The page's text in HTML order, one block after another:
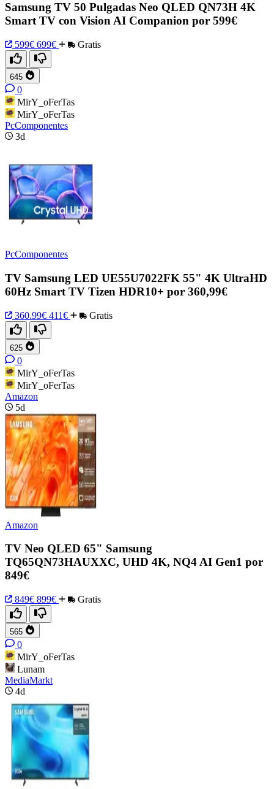
Samsung TV 50 Pulgadas Neo QLED QN73H 4K
Smart TV con Vision AI Companion por 599€
599€ 699€ Gratis
645
0
MirY_oFerTas
MirY_oFerTas
PcComponentes
3d
PcComponentes
TV Samsung LED UE55U7022FK 55" 4K UltraHD
60Hz Smart TV Tizen HDR10+ por 360,99€
360.99€ 411€ Gratis
625
0
MirY_oFerTas
MirY_oFerTas
Amazon
5d
Amazon
TV Neo QLED 65" Samsung
TQ65QN73HAUXXC, UHD 4K, NQ4 AI Gen1 por
849€
849€ 899€ Gratis
565
0
MirY_oFerTas
Lunam
MediaMarkt
4d